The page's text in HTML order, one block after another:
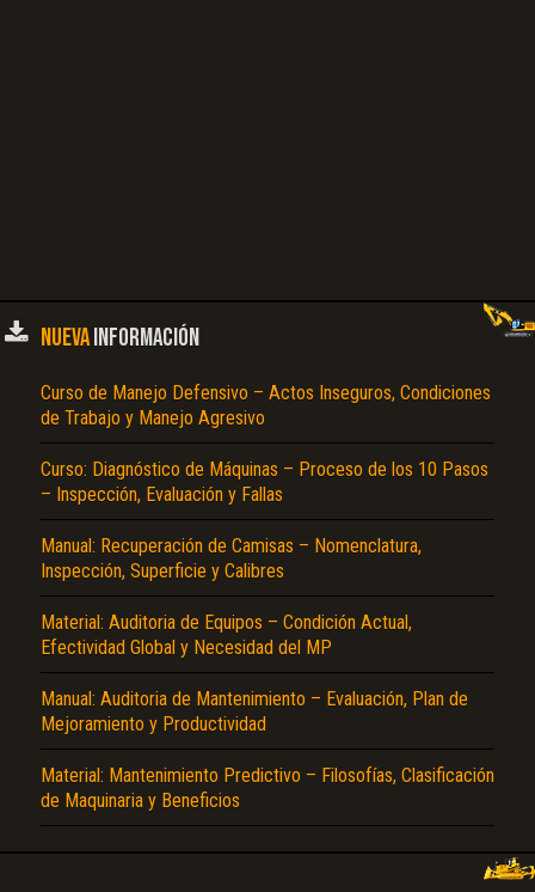
NUEVAINFORMACIÓN
Curso de Manejo Defensivo – Actos Inseguros, Condiciones
de Trabajo y Manejo Agresivo
Curso: Diagnóstico de Máquinas – Proceso de los 10 Pasos
– Inspección, Evaluación y Fallas
Manual: Recuperación de Camisas – Nomenclatura,
Inspección, Superficie y Calibres
Material: Auditoria de Equipos – Condición Actual,
Efectividad Global y Necesidad del MP
Manual: Auditoria de Mantenimiento – Evaluación, Plan de
Mejoramiento y Productividad
Material: Mantenimiento Predictivo – Filosofías, Clasificación
de Maquinaria y Beneficios